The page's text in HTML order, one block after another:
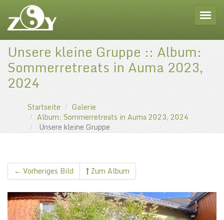
Unsere kleine Gruppe :: Album:
Sommerretreats in Auma 2023,
2024
Startseite
Galerie
Album: Sommerretreats in Auma 2023, 2024
Unsere kleine Gruppe
← Vorheriges Bild Zum Album